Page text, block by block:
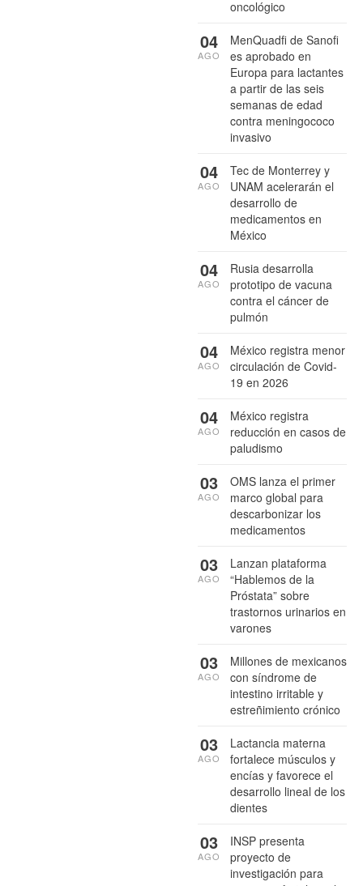
oncológico
MenQuadfi de Sanofi
es aprobado en
Europa para lactantes
a partir de las seis
semanas de edad
contra meningococo
invasivo
04
AGO
Tec de Monterrey y
UNAM acelerarán el
desarrollo de
medicamentos en
México
04
AGO
Rusia desarrolla
prototipo de vacuna
contra el cáncer de
pulmón
04
AGO
México registra menor
circulación de Covid-
19 en 2026
04
AGO
México registra
reducción en casos de
paludismo
04
AGO
OMS lanza el primer
marco global para
descarbonizar los
medicamentos
03
AGO
Lanzan plataforma
“Hablemos de la
Próstata” sobre
trastornos urinarios en
varones
03
AGO
Millones de mexicanos
con síndrome de
intestino irritable y
estreñimiento crónico
03
AGO
Lactancia materna
fortalece músculos y
encías y favorece el
desarrollo lineal de los
dientes
03
AGO
INSP presenta
proyecto de
investigación para
03
AGO